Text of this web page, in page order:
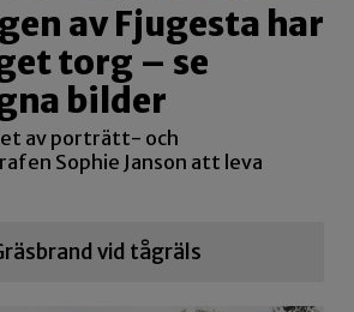
av Fjugesta har
torg – se
bilder
av porträtt- och
Sophie Janson att leva
vid tågräls